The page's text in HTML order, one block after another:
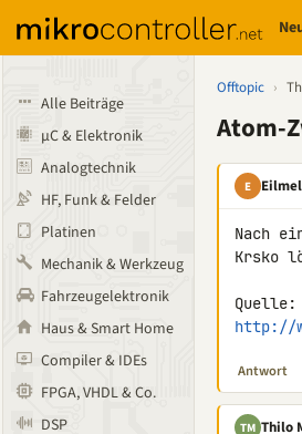
Alle Beiträge
µC & Elektronik
Analogtechnik
HF, Funk & Felder
Platinen
Mechanik & Werkzeug
Fahrzeugelektronik
Haus & Smart Home
Compiler & IDEs
FPGA, VHDL & Co.
DSP
Offtopic ›
Atom-
E
Nach
Krsko
http://
Antwort
TM Thilo